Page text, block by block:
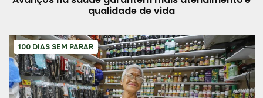
qualidade de vida
100 DIAS SEM PARAR